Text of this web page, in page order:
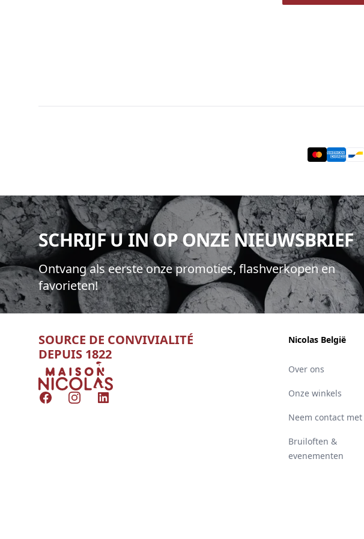
SCHRIJF U IN OP ONZE NIEUWSBRIEF
Ontvang als eerste onze promoties, flashverkopen en
favorieten!
SOURCE DE CONVIVIALITÉ
DEPUIS 1822
Nicolas
FacebookInstagramLinkedIn
Nicolas België
Over ons
Onze winkels
Neem contact
Bruiloften &
evenementen